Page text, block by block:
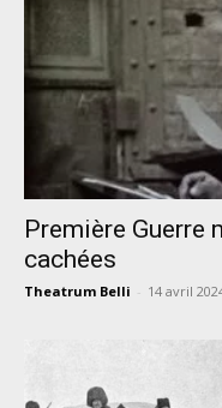
Première Guerre
cachées
Theatrum Belli - 14 avril